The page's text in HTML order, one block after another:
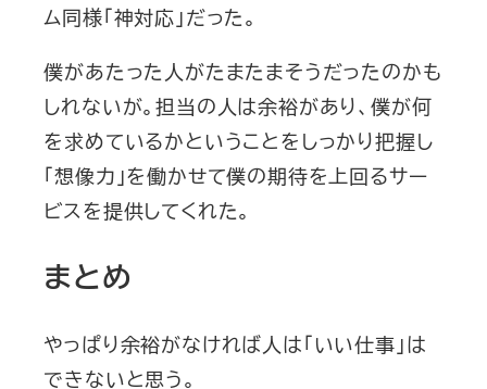
ム同様「神対応」だった。
僕があたった人がたまたまそうだったのかも
しれないが。担当の人は余裕があり、僕が何
を求めているかということをしっかり把握し
「想像力」を働かせて僕の期待を上回るサー
ビスを提供してくれた。
まとめ
やっぱり余裕がなければ人は「いい仕事」は
できないと思う。